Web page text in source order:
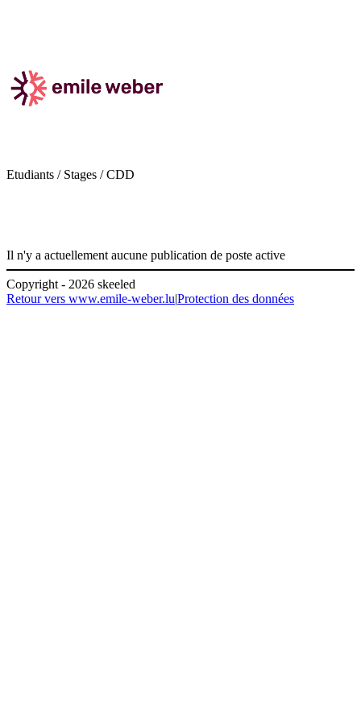
Etudiants / Stages / CDD
Il n'y a actuellement aucune publication de poste active
Copyright - 2026 skeeled
Retour vers www.emile-weber.lu|Protection des données